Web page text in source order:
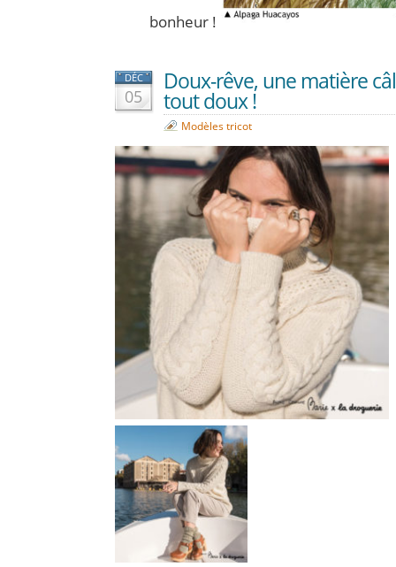
bonheur !
DÉC
05
Doux-rêve, une matière
tout doux !
Modèles tricot